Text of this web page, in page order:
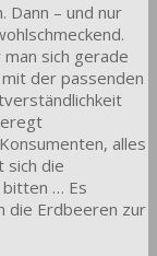
Dann – und nur
sich gerade
der passenden
alles
sich die
… Es
die Erdbeeren zur